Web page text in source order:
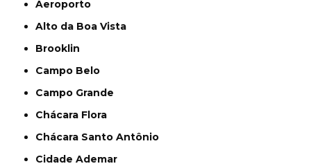
Aeroporto
Alto da Boa Vista
Brooklin
Campo Belo
Campo Grande
Chácara Flora
Chácara Santo Antônio
Cidade Ademar